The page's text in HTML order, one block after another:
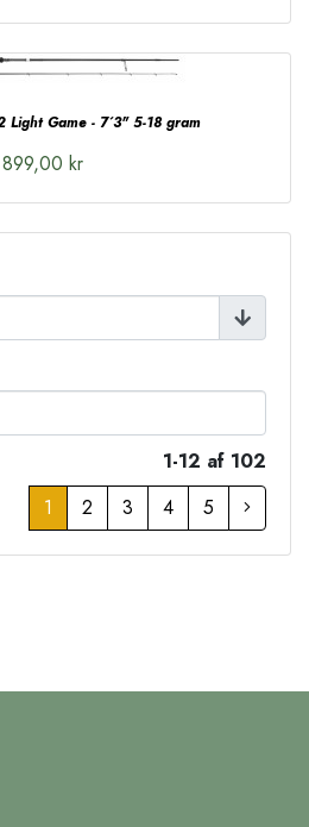
Light Game - 7´3" 5-18 gram
899,00 kr
1-12 af 102
1
2 3 4 5